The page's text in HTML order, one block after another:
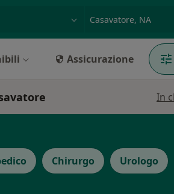
Assicurazione
In
Chirurgo Urologo